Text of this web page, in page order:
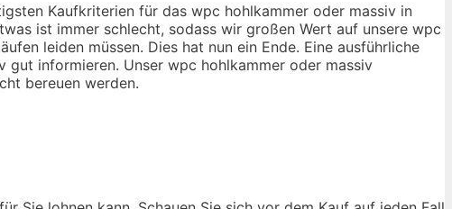
Kaufkriterien für das wpc hohlkammer oder massiv in
ist immer schlecht, sodass wir großen Wert auf unsere wpc
leiden müssen. Dies hat nun ein Ende. Eine ausführliche
informieren. Unser wpc hohlkammer oder massiv
bereuen werden.